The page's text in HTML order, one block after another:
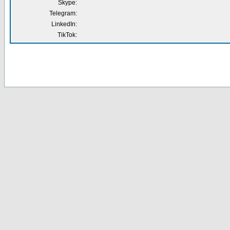
Skype:
Telegram:
LinkedIn:
TikTok: